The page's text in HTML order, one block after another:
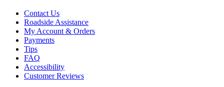
Contact Us
Roadside Assistance
My Account & Orders
Payments
Tips
FAQ
Accessibility
Customer Reviews